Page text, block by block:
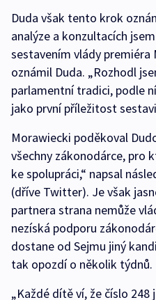
Duda však tento krok
analýze a konzultacích
sestavením vlády premiéra
oznámil Duda. „Rozhodl
parlamentní tradici, podle
jako první příležitost
Morawiecki poděkoval
všechny zákonodárce, pro
ke spolupráci,“ napsal
(dříve Twitter). Je však
partnera strana nemůže
nezíská podporu
dostane od Sejmu jiný
tak opozdí o několik týdnů.
„Každé dítě ví, že číslo 248